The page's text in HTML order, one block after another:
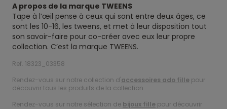
A propos de la marque TWEENS
Tape à l’œil pense à ceux qui sont entre deux âges, ce
sont les 10-16, les tweens, et met à leur disposition tout
son savoir-faire pour co-créer avec eux leur propre
collection. C’est la marque TWEENS.
Ref. 18323_03358
Rendez-vous sur notre collection d'accessoires ado fille pour
découvrir tous les produits de la collection.
Rendez-vous sur notre sélection de bijoux fille pour découvrir